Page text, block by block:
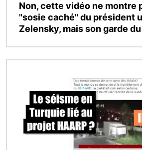
Non, cette vidéo ne montre
"sosie caché" du président
Zelensky, mais son garde